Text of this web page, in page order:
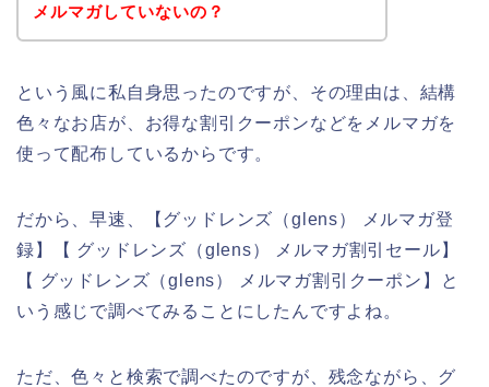
メルマガしていないの？
という風に私自身思ったのですが、その理由は、結構
色々なお店が、お得な割引クーポンなどをメルマガを
使って配布しているからです。
だから、早速、【グッドレンズ（glens） メルマガ登
録】【 グッドレンズ（glens） メルマガ割引セール】
【 グッドレンズ（glens） メルマガ割引クーポン】と
いう感じで調べてみることにしたんですよね。
ただ、色々と検索で調べたのですが、残念ながら、グ